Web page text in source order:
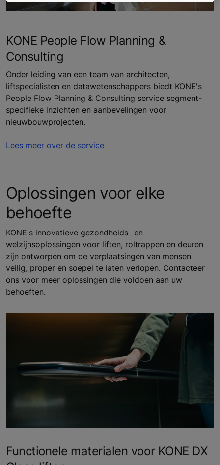
KONE People Flow Planning &
Consulting
Onder leiding van een team van architecten,
liftspecialisten en datawetenschappers biedt KONE's
People Flow Planning & Consulting service segment-
specifieke inzichten en aanbevelingen voor
nieuwbouwprojecten.
Lees meer over de service
Oplossingen voor elke
behoefte
KONE's innovatieve gezondheids- en
welzijnsoplossingen voor liften, roltrappen en deuren
zijn ontworpen om de verplaatsingen van mensen
veilig, proper en soepel te laten verlopen. Contacteer
ons voor meer oplossingen die voldoen aan uw
behoeften.
Functionele materialen voor KONE DX